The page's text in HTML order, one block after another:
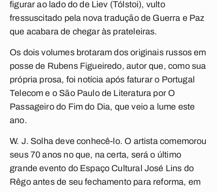
figurar ao lado do de Liev (Tólstoi), vulto
fressuscitado pela nova tradução de Guerra e Paz
que acabara de chegar às prateleiras.
Os dois volumes brotaram dos originais russos em
posse de Rubens Figueiredo, autor que, como sua
própria prosa, foi notícia após faturar o Portugal
Telecom e o São Paulo de Literatura por O
Passageiro do Fim do Dia, que veio a lume este
ano.
W. J. Solha deve conhecê-lo. O artista comemorou
seus 70 anos no que, na certa, será o último
grande evento do Espaço Cultural José Lins do
Rêgo antes de seu fechamento para reforma, em